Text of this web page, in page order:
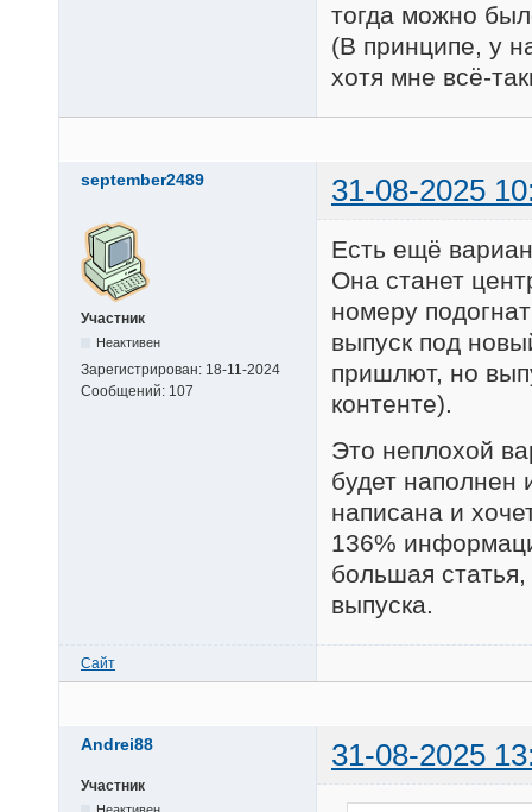
тогда можно
(В принципе, у
хотя мне всё-
september2489 31-08-2025
Участник
Неактивен
Зарегистрирован: 18-11-2024
Сообщений: 107
Есть ещё
Она станет
номеру
выпуск под
пришлют, но
контенте).
Это неплохой
будет наполнен
написана и
136%
большая
выпуска.
Сайт
Andrei88 31-08-2025
Участник
Неактивен